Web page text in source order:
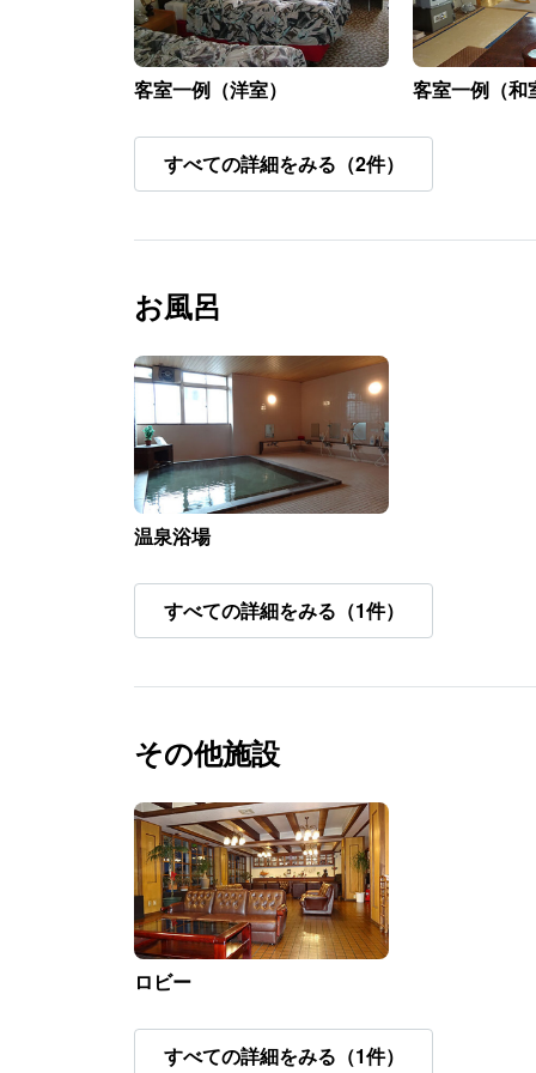
客室一例（洋室） 客室一例（和
すべての詳細をみる（2件）
お風呂
温泉浴場
すべての詳細をみる（1件）
その他施設
ロビー
すべての詳細をみる（1件）